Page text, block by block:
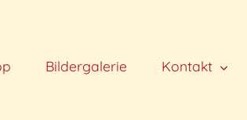
Bildergalerie Kontakt